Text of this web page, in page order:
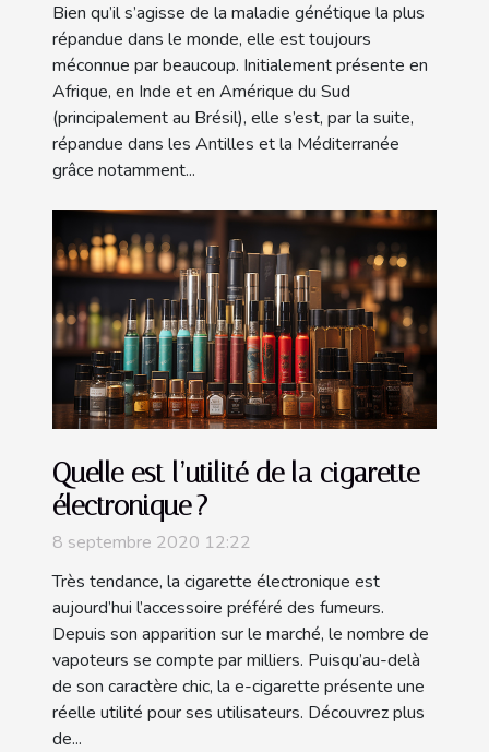
Bien qu’il s’agisse de la maladie génétique la plus
répandue dans le monde, elle est toujours
méconnue par beaucoup. Initialement présente en
Afrique, en Inde et en Amérique du Sud
(principalement au Brésil), elle s’est, par la suite,
répandue dans les Antilles et la Méditerranée
grâce notamment...
Quelle est l’utilité de la cigarette
électronique ?
8 septembre 2020 12:22
Très tendance, la cigarette électronique est
aujourd’hui l’accessoire préféré des fumeurs.
Depuis son apparition sur le marché, le nombre de
vapoteurs se compte par milliers. Puisqu’au-delà
de son caractère chic, la e-cigarette présente une
réelle utilité pour ses utilisateurs. Découvrez plus
de...